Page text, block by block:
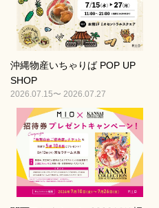
沖縄物産いちゃりば POP UP
SHOP
2026.07.15〜 2026.07.27